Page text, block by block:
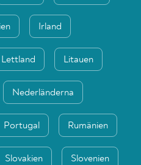
Irland
Lettland Litauen
Nederländerna
Portugal Rumänien
Slovakien Slovenien